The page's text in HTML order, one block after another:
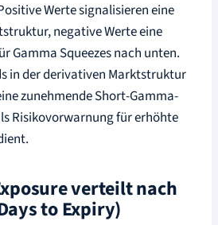
Werte signalisieren eine
negative Werte eine
Gamma Squeezes nach unten.
in der derivativen Marktstruktur
zunehmende Short-Gamma-
Risikovorwarnung für erhöhte
verteilt nach
to Expiry)